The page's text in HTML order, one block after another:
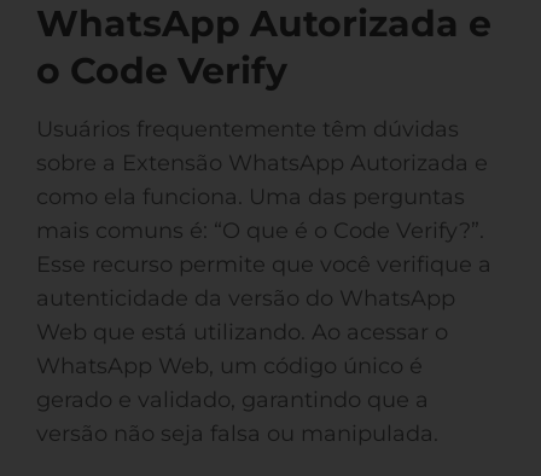
WhatsApp Autorizada e
o Code Verify
Usuários frequentemente têm dúvidas
sobre a Extensão WhatsApp Autorizada e
como ela funciona. Uma das perguntas
mais comuns é: “O que é o Code Verify?”.
Esse recurso permite que você verifique a
autenticidade da versão do WhatsApp
Web que está utilizando. Ao acessar o
WhatsApp Web, um código único é
gerado e validado, garantindo que a
versão não seja falsa ou manipulada.